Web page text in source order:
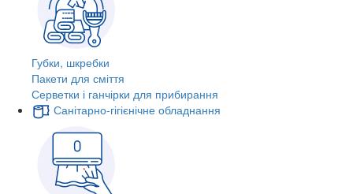
Губки, шкребки
Пакети для сміття
Серветки і ганчірки для прибирання
Санітарно-гігієнічне обладнання